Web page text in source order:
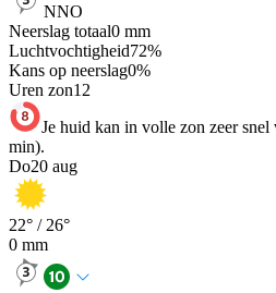
NNO
Neerslag totaal0 mm
Luchtvochtigheid72%
Kans op neerslag0%
Uren zon12
Je huid kan in volle zon zeer
min).
Do20 aug
22° / 26°
0 mm